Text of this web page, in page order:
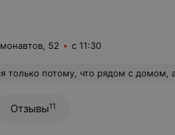
52 с 11:30
потому, что рядом с домом, а так остается желать лучшего, в
Отзывы11